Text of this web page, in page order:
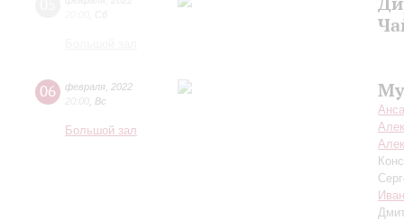
06 февраля 2022
20:00 Вс
Большой зал